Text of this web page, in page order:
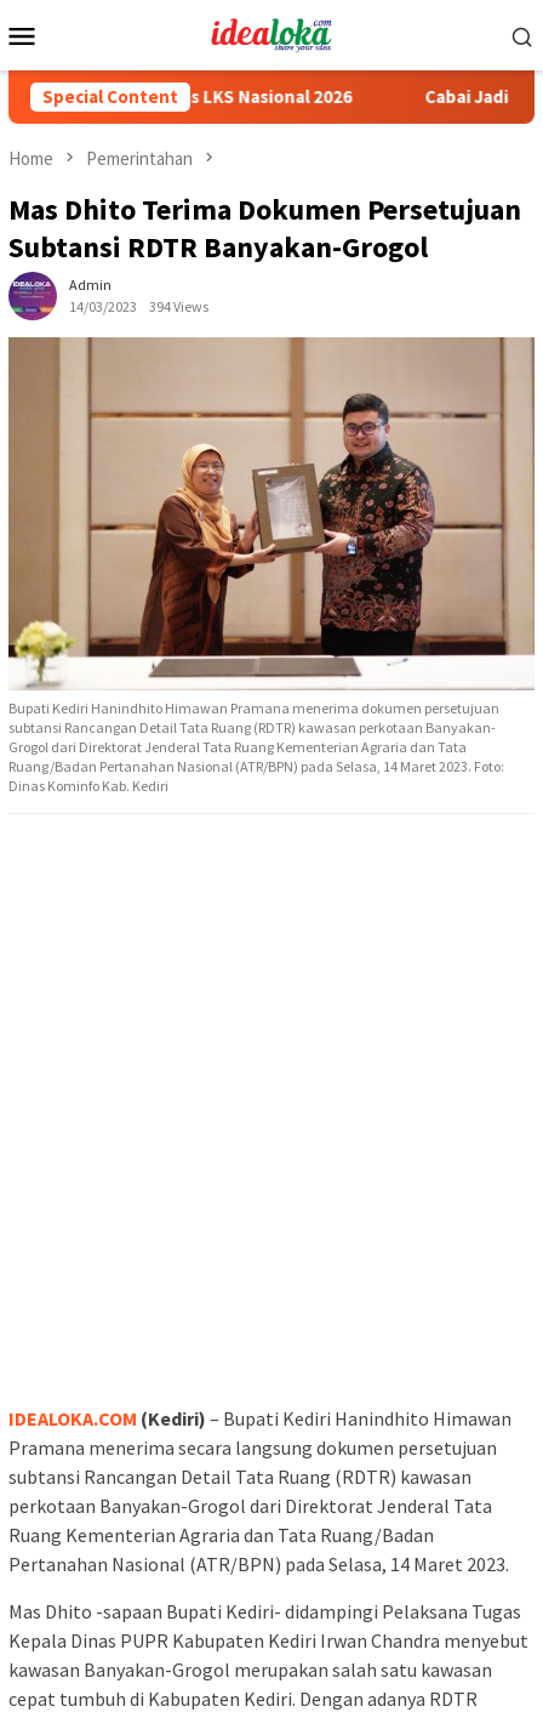
to
Menu
Special Content
Emas LKS Nasional 2026 Cabai Jadi Fokus
Home Pemerintahan
Mas Dhito Terima Dokumen Persetujuan
Subtansi RDTR Banyakan-Grogol
Admin
14/03/2023
394 Views
Bupati Kediri Hanindhito Himawan Pramana menerima dokumen persetujuan
subtansi Rancangan Detail Tata Ruang (RDTR) kawasan perkotaan Banyakan-
Grogol dari Direktorat Jenderal Tata Ruang Kementerian Agraria dan Tata
Ruang/Badan Pertanahan Nasional (ATR/BPN) pada Selasa, 14 Maret 2023. Foto:
Dinas Kominfo Kab. Kediri
IDEALOKA.COM (Kediri) – Bupati Kediri Hanindhito Himawan
Pramana menerima secara langsung dokumen persetujuan
subtansi Rancangan Detail Tata Ruang (RDTR) kawasan
perkotaan Banyakan-Grogol dari Direktorat Jenderal Tata
Ruang Kementerian Agraria dan Tata Ruang/Badan
Pertanahan Nasional (ATR/BPN) pada Selasa, 14 Maret 2023.
Mas Dhito -sapaan Bupati Kediri- didampingi Pelaksana Tugas
Kepala Dinas PUPR Kabupaten Kediri Irwan Chandra menyebut
kawasan Banyakan-Grogol merupakan salah satu kawasan
cepat tumbuh di Kabupaten Kediri. Dengan adanya RDTR